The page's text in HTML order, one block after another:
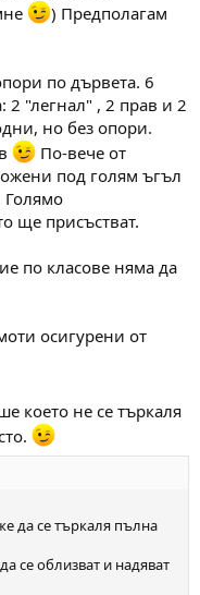
) Предполагам
по дървета. 6
2 "легнал" , 2 прав и 2
но без опори.
По-вече от
под голям ъгъл
Голямо
ще присъстват.
по класове няма да
осигурени от
което не се търкаля
да се търкаля пълна
се облизват и надяват